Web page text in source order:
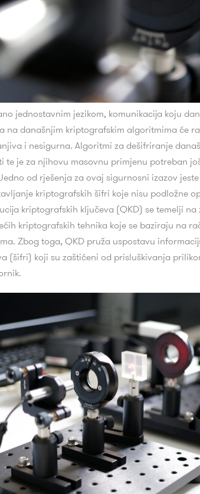
jednostavnim jezikom, komunikacija koju
na današnjim kriptografskim algoritmima će
i nesigurna. Algoritmi za dešifriranje
te je za njihovu masovnu primjenu potreban
od rješenja za ovaj sigurnosni izazov
kriptografskih šifri koje nisu podložne
kriptografskih ključeva (QKD) se temelji na
kriptografskih tehnika koje se baziraju na
Zbog toga, QKD pruža uspostavu
(šifri) koji su zaštićeni od prisluškivanja